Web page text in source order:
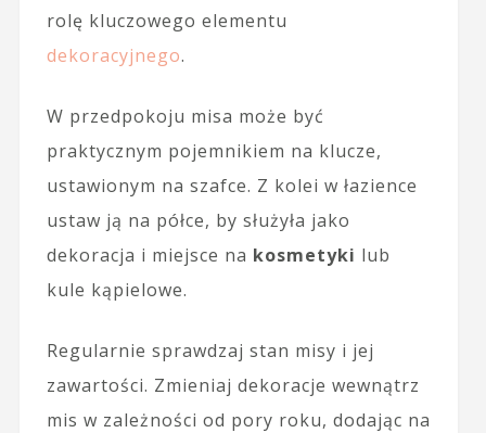
rolę kluczowego elementu
dekoracyjnego.
W przedpokoju misa może być
praktycznym pojemnikiem na klucze,
ustawionym na szafce. Z kolei w łazience
ustaw ją na półce, by służyła jako
dekoracja i miejsce na kosmetyki lub
kule kąpielowe.
Regularnie sprawdzaj stan misy i jej
zawartości. Zmieniaj dekoracje wewnątrz
mis w zależności od pory roku, dodając na